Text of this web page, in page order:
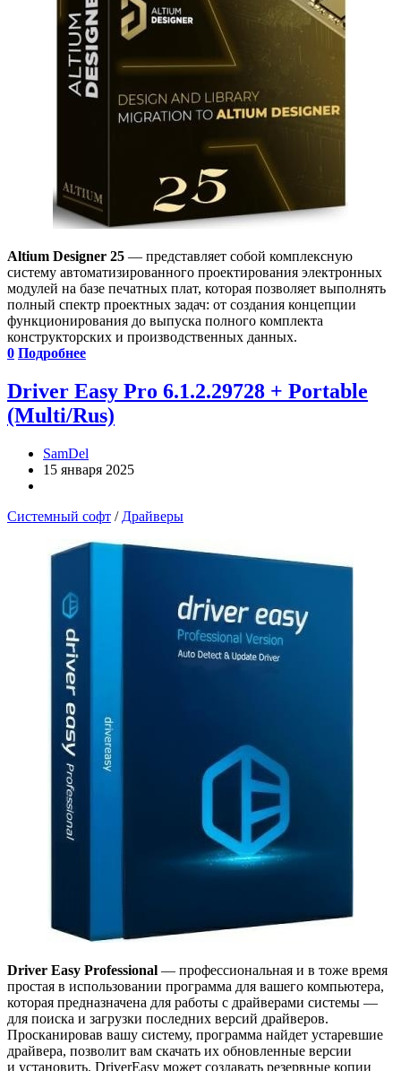
Altium Designer 25 — представляет собой комплексную
систему автоматизированного проектирования электронных
модулей на базе печатных плат, которая позволяет выполнять
полный спектр проектных задач: от создания концепции
функционирования до выпуска полного комплекта
конструкторских и производственных данных.
0 Подробнее
Driver Easy Pro 6.1.2.29728 + Portable
(Multi/Rus)
SamDel
15 января 2025
Системный софт / Драйверы
Driver Easy Professional — профессиональная и в тоже время
простая в использовании программа для вашего компьютера,
которая предназначена для работы с драйверами системы —
для поиска и загрузки последних версий драйверов.
Просканировав вашу систему, программа найдет устаревшие
драйвера, позволит вам скачать их обновленные версии
и установить. DriverEasy может создавать резервные копии